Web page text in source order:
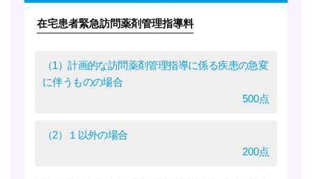
在宅患者緊急訪問薬剤管理指導料
（1）計画的な訪問薬剤管理指導に係る疾患の急変
に伴うものの場合
500点
（2）１以外の場合
200点